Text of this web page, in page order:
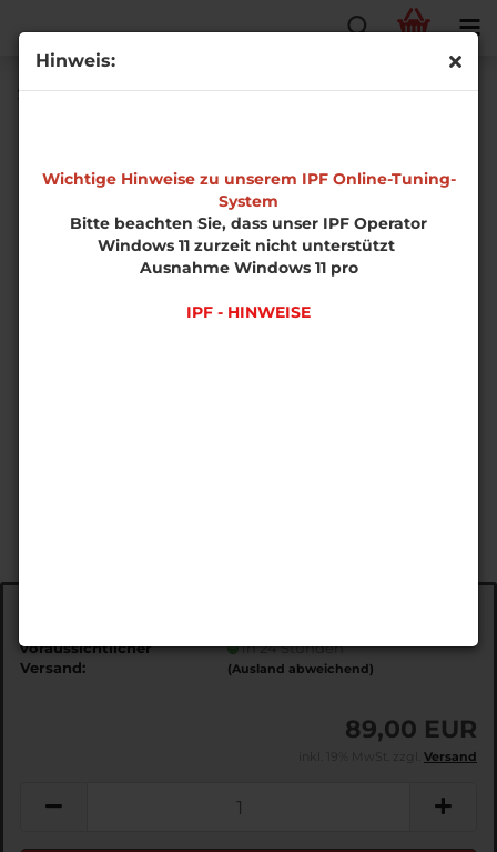
Hinweis:
Wichtige Hinweise zu unserem IPF Online-Tuning-
System
Bitte beachten Sie, dass unser IPF Operator
Windows 11 zurzeit nicht unterstützt
Ausnahme Windows 11 pro
IPF - HINWEISE
Schubumluftventil Reparatursatz Z20LEx
voraussichtlicher
Versand:
in 24 Stunden
(Ausland abweichend)
89,00 EUR
Versand